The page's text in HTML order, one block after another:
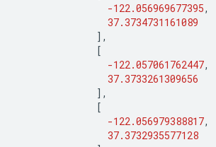
-122.056969677395,
37.3734731161089
],
[
-122.057061762447,
37.3733261309656
],
[
-122.056979388817,
37.3732935577128